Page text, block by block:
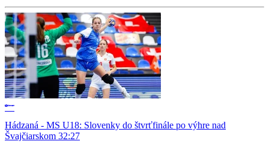
Hádzaná - MS U18: Slovenky do štvrťfinále po výhre nad
Švajčiarskom 32:27